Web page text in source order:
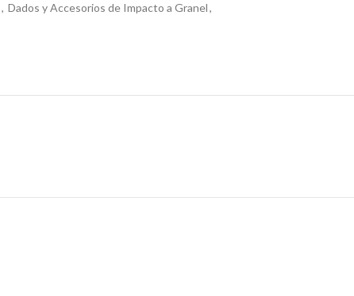
, Dados y Accesorios de Impacto a Granel,